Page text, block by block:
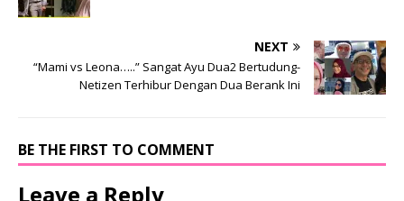
NEXT
“Mami vs Leona…..” Sangat Ayu Dua2 Bertudung-
Netizen Terhibur Dengan Dua Berank Ini
BE THE FIRST TO COMMENT
Leave a Reply